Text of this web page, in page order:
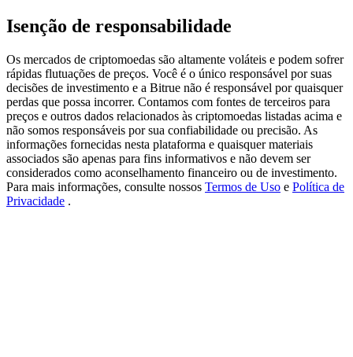
Precious Metals Trading Carnival
Trade Gold & Silver · 33,333 USDT Bonus
USDT New User Exclusive 10% APR
USDT Flexible Staking | Daily Rewards
Isenção de responsabilidade
Os mercados de criptomoedas são altamente voláteis e podem sofrer
rápidas flutuações de preços. Você é o único responsável por suas
decisões de investimento e a Bitrue não é responsável por quaisquer
perdas que possa incorrer. Contamos com fontes de terceiros para
preços e outros dados relacionados às criptomoedas listadas acima e
não somos responsáveis por sua confiabilidade ou precisão. As
informações fornecidas nesta plataforma e quaisquer materiais
associados são apenas para fins informativos e não devem ser
considerados como aconselhamento financeiro ou de investimento.
Para mais informações, consulte nossos Termos de Uso e Política de
Privacidade .